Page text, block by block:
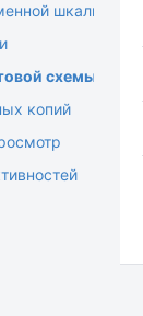
шкалы
схемы
копий